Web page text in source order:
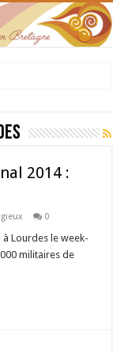
chrétienne
2014 :
0
Lourdes le week-
militaires de